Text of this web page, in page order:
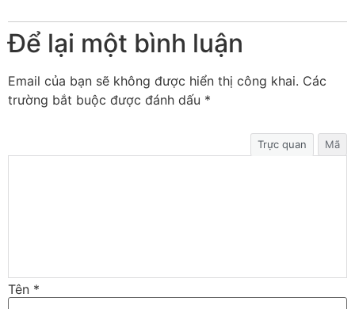
Để lại một bình luận
Email của bạn sẽ không được hiển thị công khai. Các
trường bắt buộc được đánh dấu *
Trực quan Mã
Tên *